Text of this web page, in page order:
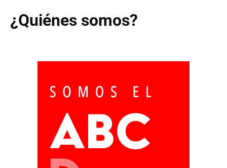
¿Quiénes somos?